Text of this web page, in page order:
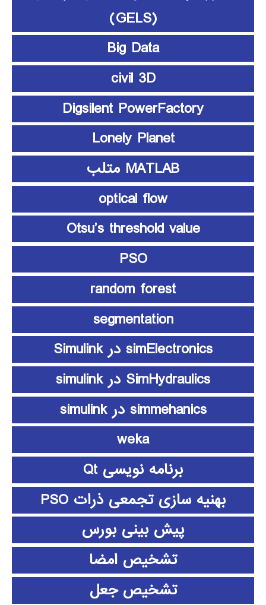
(GELS)
Big Data
civil 3D
Digsilent PowerFactory
Lonely Planet
MATLAB متلب
optical flow
Otsu’s threshold value
PSO
random forest
segmentation
simElectronics در Simulink
SimHydraulics در simulink
simmehanics در simulink
weka
برنامه نویسی Qt
بهنیه سازی تجمعی ذرات PSO
پیش بینی بورس
تشخیص امضا
تشخیص جعل